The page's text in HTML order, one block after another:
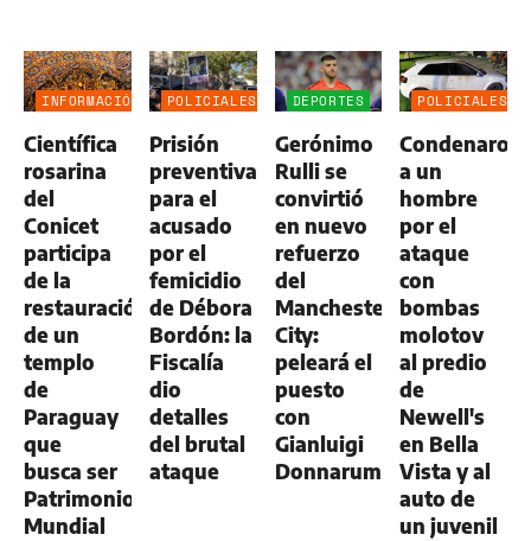
INFORMACIÓN
Científica
rosarina
del
Conicet
participa
de la
restauración
de un
templo
de
Paraguay
que
busca ser
Patrimonio
Mundial
POLICIALES
Prisión
preventiva
para el
acusado
por el
femicidio
de Débora
Bordón: la
Fiscalía
dio
detalles
del brutal
ataque
DEPORTES
Gerónimo
Rulli se
convirtió
en nuevo
refuerzo
del
Manchester
City:
peleará el
puesto
con
Gianluigi
Donnarumma
POLICIALES
Condenaron
a un
hombre
por el
ataque
con
bombas
molotov
al predio
de
Newell's
en Bella
Vista y al
auto de
un juvenil